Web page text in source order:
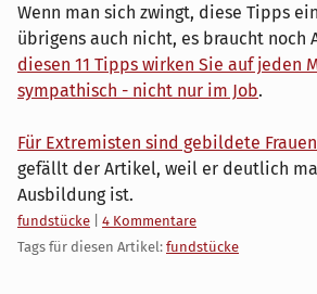
Wenn man sich zwingt, diese Tipps
übrigens auch nicht, es braucht noch
diesen 11 Tipps wirken Sie auf jeden
sympathisch - nicht nur im Job.
Für Extremisten sind gebildete
gefällt der Artikel, weil er deutlich
Ausbildung ist.
Kategorien:
fundstücke
4 Kommentare
Tags für diesen Artikel: fundstücke